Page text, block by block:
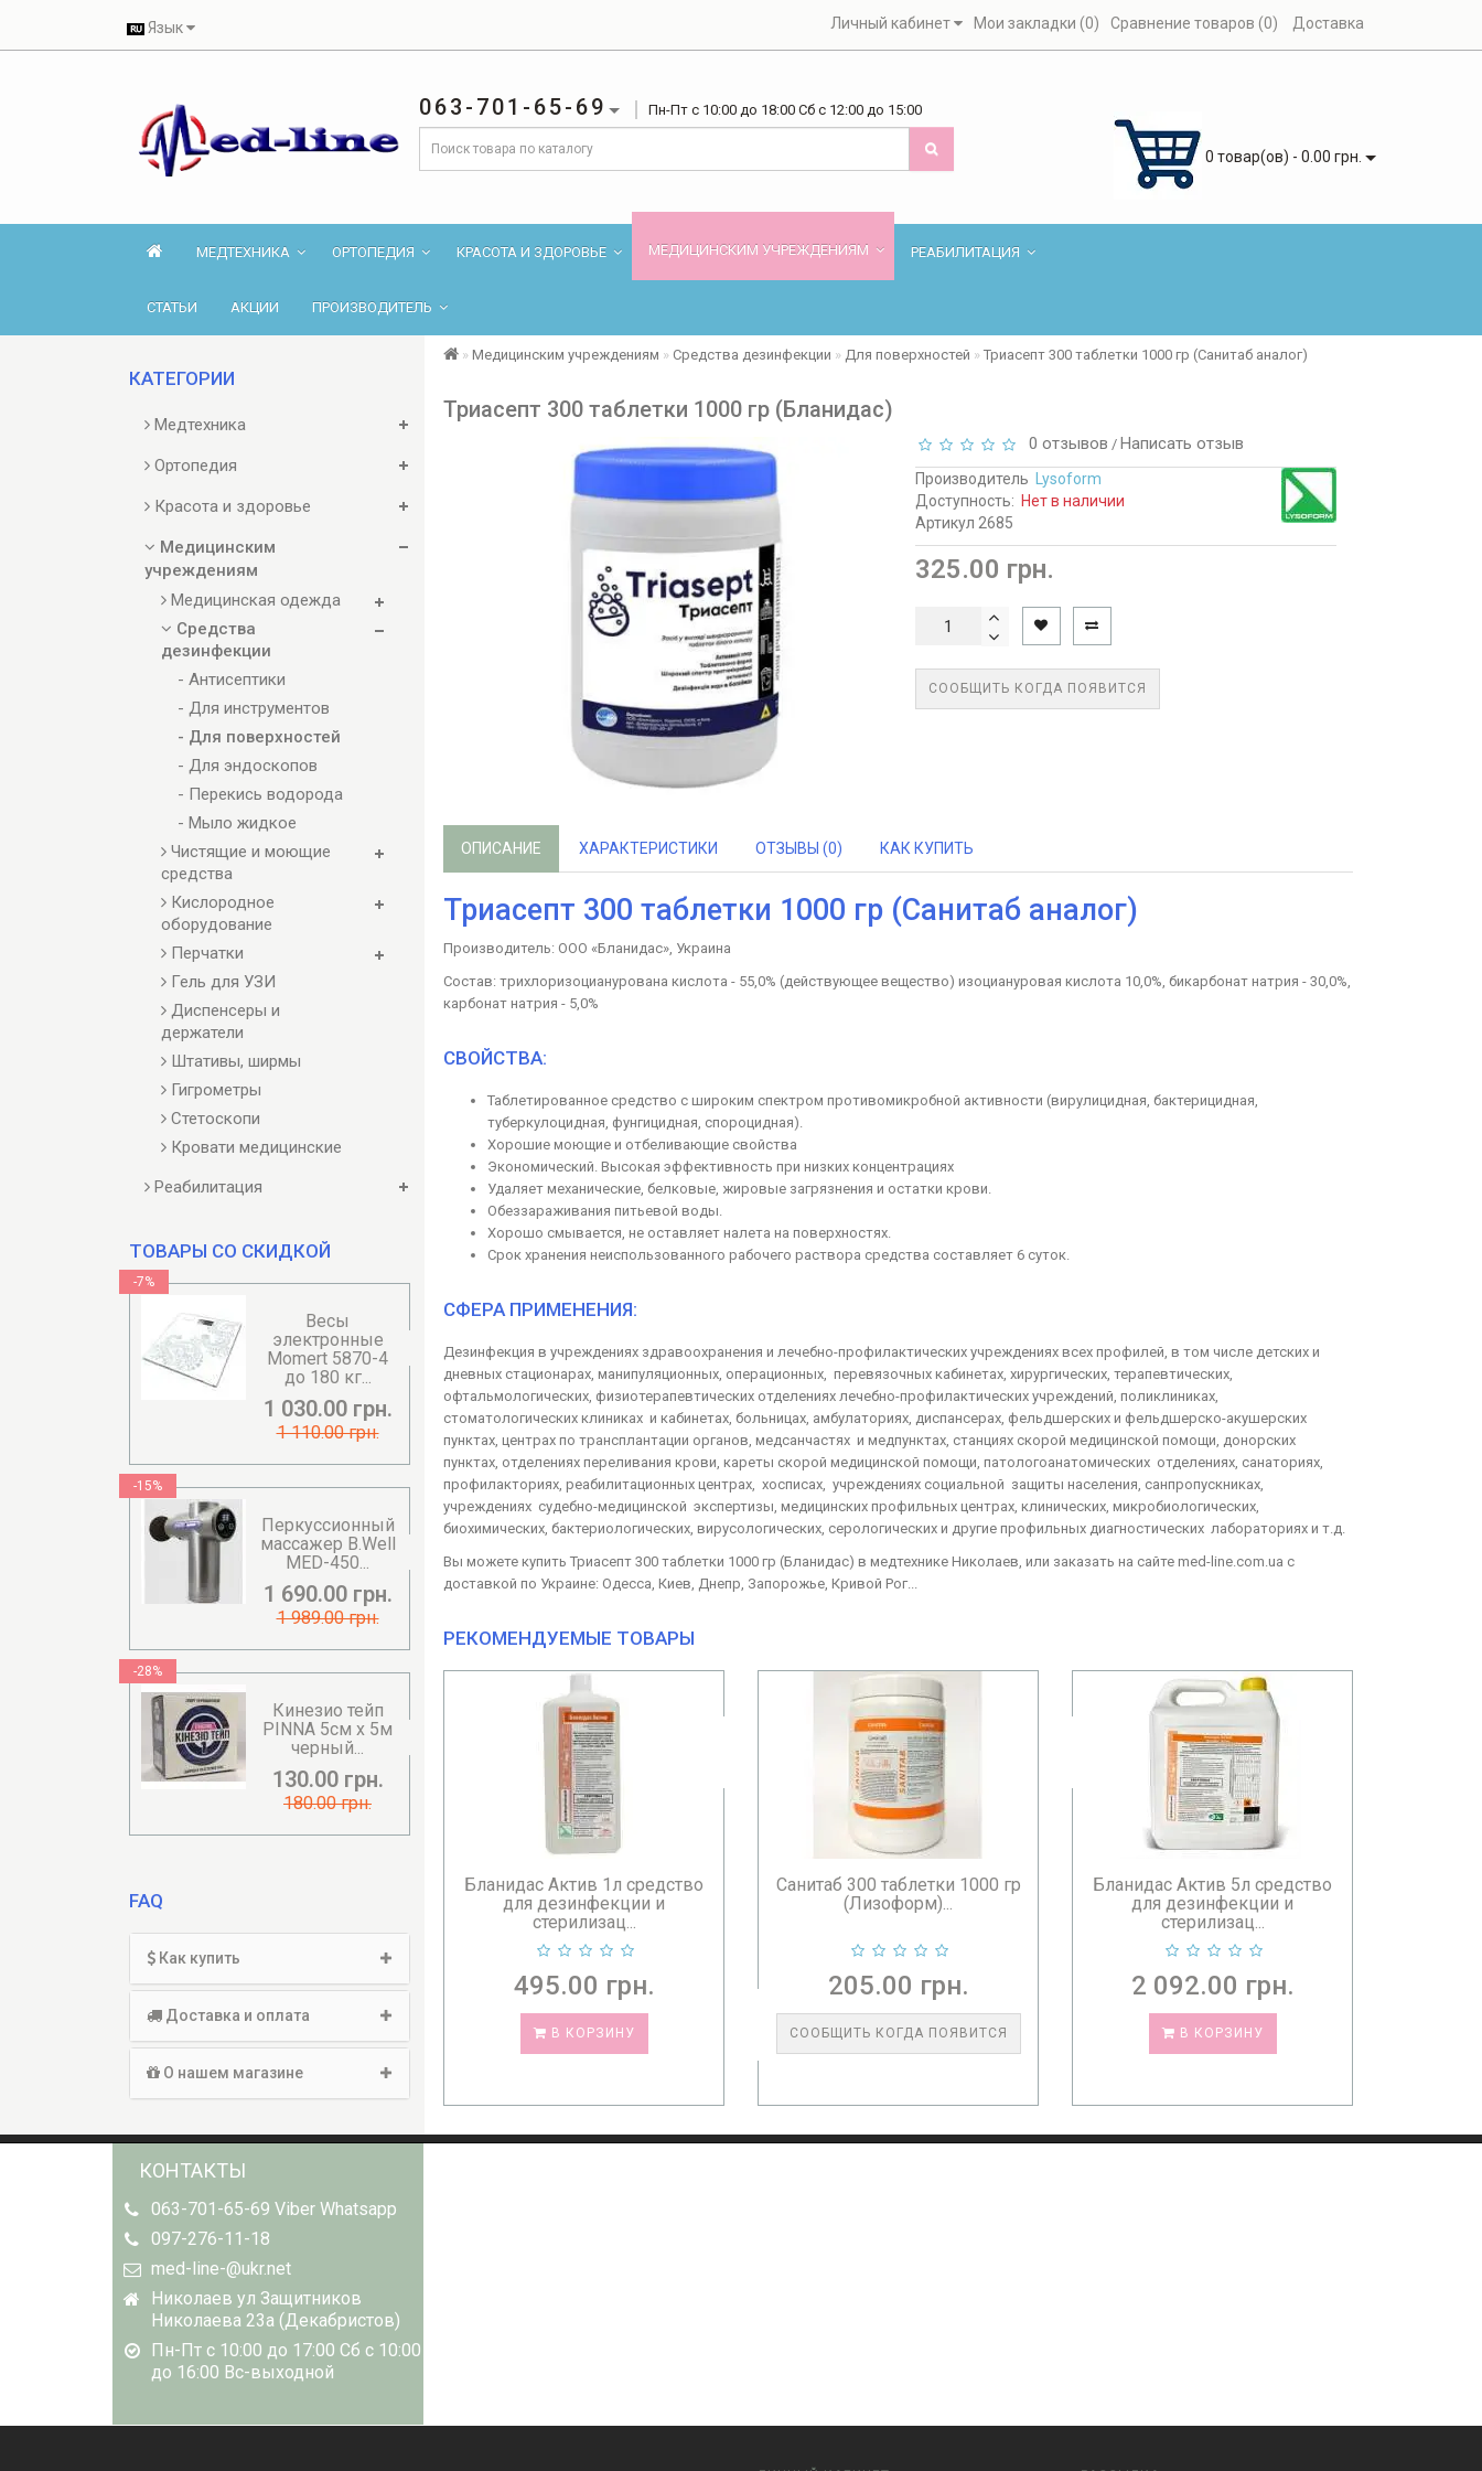
Язык Личный кабинет Мои закладки (0) Сравнение товаров (0) Доставка
063-701-65-69 Пн-Пт с 10:00 до 18:00 Сб с 12:00 до 15:00
0 товар(ов) - 0.00 грн.
МЕДТЕХНИКА ОРТОПЕДИЯ КРАСОТА И ЗДОРОВЬЕ МЕДИЦИНСКИМ УЧРЕЖДЕНИЯМ РЕАБИЛИТАЦИЯ
СТАТЬИ АКЦИИ ПРОИЗВОДИТЕЛЬ
КАТЕГОРИИ
Медтехника
Ортопедия
Красота и здоровье
Медицинским
учреждениям
Медицинская одежда
Средства
дезинфекции
- Антисептики
- Для инструментов
- Для поверхностей
- Для эндоскопов
- Перекись водорода
- Мыло жидкое
Чистящие и моющие
средства
Кислородное
оборудование
Перчатки
Гель для УЗИ
Диспенсеры и
держатели
Штативы, ширмы
Гигрометры
Стетоскопи
Кровати медицинские
Реабилитация
ТОВАРЫ СО СКИДКОЙ
-7%
Весы
электронные
Momert 5870-4
до 180 кг...
1 030.00 грн.
1 110.00 грн.
-15%
Перкуссионный
массажер B.Well
MED-450...
1 690.00 грн.
1 989.00 грн.
-28%
Кинезио тейп
PINNA 5см х 5м
черный...
130.00 грн.
180.00 грн.
FAQ
Как купить
Доставка и оплата
О нашем магазине
Медицинским учреждениям Средства дезинфекции Для поверхностей Триасепт 300 таблетки 1000 гр (Санитаб аналог)
Триасепт 300 таблетки 1000 гр (Бланидас)
0 отзывов / Написать отзыв
Производитель
Lysoform
Доступность: Нет в наличии
Артикул 2685
325.00 грн.
СООБЩИТЬ КОГДА ПОЯВИТСЯ
ОПИСАНИЕ ХАРАКТЕРИСТИКИ ОТЗЫВЫ (0) КАК КУПИТЬ
Триасепт 300 таблетки 1000 гр (Санитаб аналог)
Производитель: ООО «Бланидас», Украина
Состав: трихлоризоцианурована кислота - 55,0% (действующее вещество) изоциануровая кислота 10,0%, бикарбонат натрия - 30,0%,
карбонат натрия - 5,0%
СВОЙСТВА:
Таблетированное средство с широким спектром противомикробной активности (вирулицидная, бактерицидная,
туберкулоцидная, фунгицидная, спороцидная).
Хорошие моющие и отбеливающие свойства
Экономический. Высокая эффективность при низких концентрациях
Удаляет механические, белковые, жировые загрязнения и остатки крови.
Обеззараживания питьевой воды.
Хорошо смывается, не оставляет налета на поверхностях.
Срок хранения неиспользованного рабочего раствора средства составляет 6 суток.
СФЕРА ПРИМЕНЕНИЯ:
Дезинфекция в учреждениях здравоохранения и лечебно-профилактических учреждениях всех профилей, в том числе детских и
дневных стационарах, манипуляционных, операционных, перевязочных кабинетах, хирургических, терапевтических,
офтальмологических, физиотерапевтических отделениях лечебно-профилактических учреждений, поликлиниках,
стоматологических клиниках и кабинетах, больницах, амбулаториях, диспансерах, фельдшерских и фельдшерско-акушерских
пунктах, центрах по трансплантации органов, медсанчастях и медпунктах, станциях скорой медицинской помощи, донорских
пунктах, отделениях переливания крови, кареты скорой медицинской помощи, патологоанатомических отделениях, санаториях,
профилакториях, реабилитационных центрах, хосписах, учреждениях социальной защиты населения, санпропускниках,
учреждениях судебно-медицинской экспертизы, медицинских профильных центрах, клинических, микробиологических,
биохимических, бактериологических, вирусологических, серологических и другие профильных диагностических лабораториях и т.д.
Вы можете купить Триасепт 300 таблетки 1000 гр (Бланидас) в медтехнике Николаев, или заказать на сайте med-line.com.ua с
доставкой по Украине: Одесса, Киев, Днепр, Запорожье, Кривой Рог...
РЕКОМЕНДУЕМЫЕ ТОВАРЫ
495.00 грн.
Санитаб 300 таблетки 1000 гр
(Лизоформ)...
205.00 грн.
СООБЩИТЬ КОГДА ПОЯВИТСЯ
Бланидас Актив 5л средство
для дезинфекции и
2 092.00 грн.
В КОРЗИНУ
Бланидас Актив энзим 1000 мл
450.00 грн.
В КОРЗИНУ
КОНТАКТЫ
063-701-65-69 Viber Whatsapp
097-276-11-18
med-line-@ukr.net
Николаев ул Защитников
Николаева 23а (Декабристов)
Пн-Пт с 10:00 до 17:00 Сб с 10:00
до 16:00 Вс-выходной